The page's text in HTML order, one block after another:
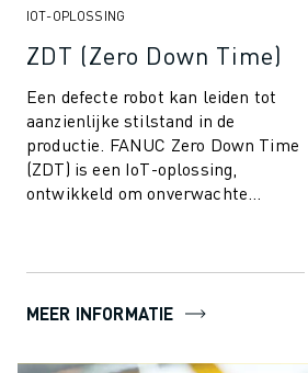
KUNSTSTOFFEN
OPSLAG & LOGISTIEK
ALLE TOEPASSINGEN
5-ASSIGE BEWERKING
BOOGLASSEN
ASSEMBLAGE
CNC DRAAIEN
BOREN EN TAPPEN MET HOGE SNELHEID
MACHINE BELADING
IOT-OPLOSSING
ZDT (Zero Down Time)
Een defecte robot kan leiden tot
aanzienlijke stilstand in de
productie. FANUC Zero Down Time
(ZDT) is een IoT-oplossing,
ontwikkeld om onverwachte
MEER INFORMATIE